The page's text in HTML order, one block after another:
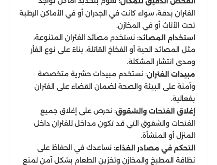
الفئران بدقة، سواء كانت في الجدران أو في الأماكن الرطبة
تحت الأثاث أو في المخازن.
استخدام المصائد: نستخدم مصائد الفئران المتنوعة،
مثل المصائد الحية أو الفخاخ القاتلة، بناءً على نوع الفأر
ومدى انتشار المشكلة.
مبيدات الفئران: نستخدم مبيدات حشرية متخصصة
وآمنة على البيئة والصحة لضمان القضاء على الفئران
بفعالية.
إغلاق الفتحات والشقوق: نحرص على إغلاق جميع
الفتحات والشقوق التي قد تكون مداخل للفئران داخل
المنزل أو المنشأة.
التحكم في مصادر الغذاء: نساعدك في الحفاظ على
نظافة المطبخ والمخازن وتخزين الطعام بشكل آمن لمنع